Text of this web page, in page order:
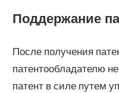
Поддержание
После получения
патентообладателю
патент в силе путем